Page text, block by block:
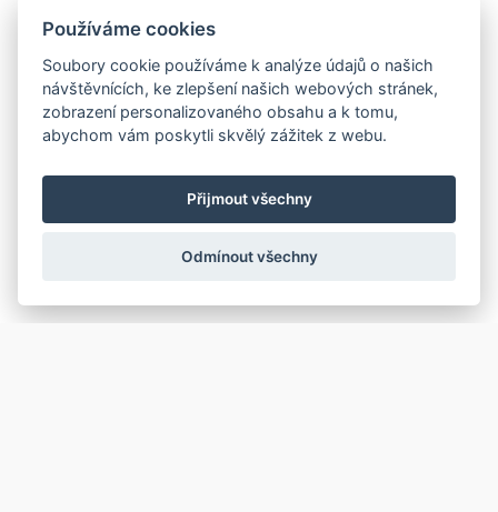
Používáme cookies
Soubory cookie používáme k analýze údajů o našich
návštěvnících, ke zlepšení našich webových stránek,
zobrazení personalizovaného obsahu a k tomu,
abychom vám poskytli skvělý zážitek z webu.
Přijmout všechny
Odmínout všechny